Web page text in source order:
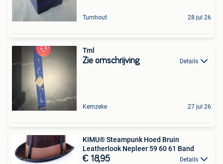
Turnhout 28 jul 26
Tml
Zie omschrijving Details
Kemzeke 27 jul 26
KIMU® Steampunk Hoed Bruin
Leatherlook Nepleer 59 60 61 Band
€ 18,95 Details